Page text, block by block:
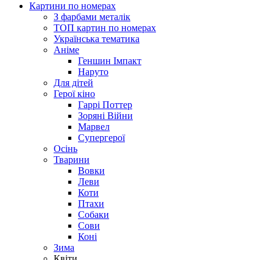
Картини по номерах
З фарбами металік
ТОП картин по номерах
Українська тематика
Аніме
Геншин Імпакт
Наруто
Для дітей
Герої кіно
Гаррі Поттер
Зоряні Війни
Марвел
Супергерої
Осінь
Тварини
Вовки
Леви
Коти
Птахи
Собаки
Сови
Коні
Зима